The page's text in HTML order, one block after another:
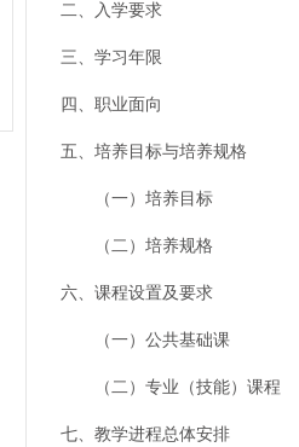
二、入学要求
三、学习年限
四、职业面向
五、培养目标与培养规格
（一）培养目标
（二）培养规格
六、课程设置及要求
（一）公共基础课
（二）专业（技能）课程
七、教学进程总体安排